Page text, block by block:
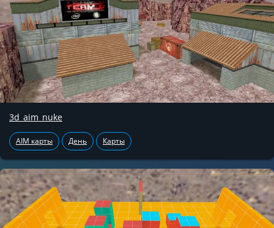
3d_aim_nuke
AIM карты День Карты